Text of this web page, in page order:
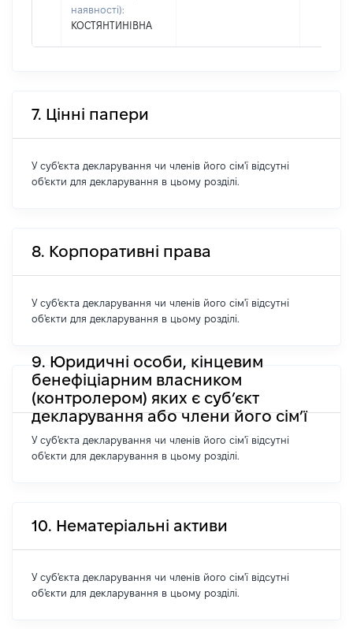
наявності):
КОСТЯНТИНІВНА
7. Цінні папери
У суб'єкта декларування чи членів його сім'ї відсутні
об'єкти для декларування в цьому розділі.
8. Корпоративні права
У суб'єкта декларування чи членів його сім'ї відсутні
об'єкти для декларування в цьому розділі.
9. Юридичні особи, кінцевим
бенефіціарним власником
(контролером) яких є суб’єкт
декларування або члени його сім’ї
У суб'єкта декларування чи членів його сім'ї відсутні
об'єкти для декларування в цьому розділі.
10. Нематеріальні активи
У суб'єкта декларування чи членів його сім'ї відсутні
об'єкти для декларування в цьому розділі.